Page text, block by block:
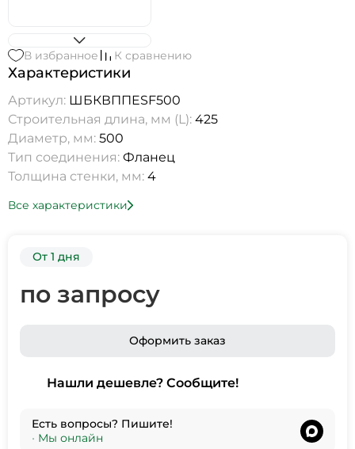
В избранное К сравнению
Характеристики
Артикул: ШБКВППESF500
Строительная длина, мм (L): 425
Диаметр, мм: 500
Тип соединения: Фланец
Толщина стенки, мм: 4
Все характеристики
От 1 дня
по запросу
Оформить заказ
Нашли дешевле? Сообщите!
Есть вопросы? Пишите!
• Мы онлайн